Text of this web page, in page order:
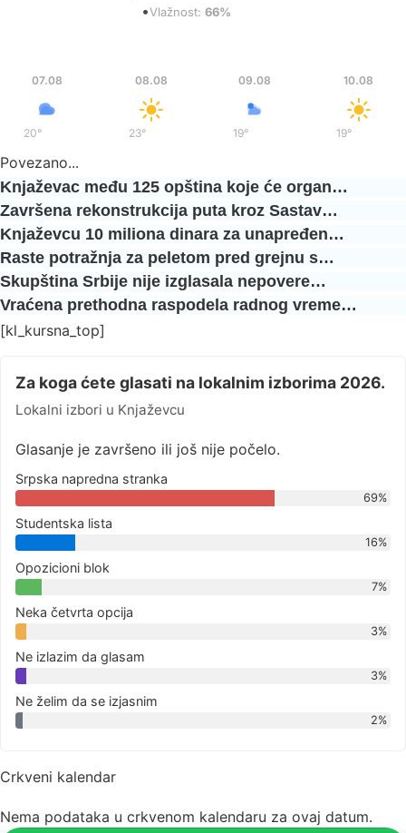
•Vlažnost: 66%
07.08
20°
08.08
23°/
09.08
19°
10.08
19°
Povezano...
Knjaževac među 125 opština koje će organ…
Završena rekonstrukcija puta kroz Sastav…
Knjaževcu 10 miliona dinara za unapređen…
Raste potražnja za peletom pred grejnu s…
Skupština Srbije nije izglasala nepovere…
Vraćena prethodna raspodela radnog vreme…
[kl_kursna_top]
Za koga ćete glasati na lokalnim izborima 2026.
Lokalni izbori u Knjaževcu
Glasanje je završeno ili još nije počelo.
Srpska napredna stranka
69%
Studentska lista
16%
Opozicioni blok
7%
Neka četvrta opcija
3%
Ne izlazim da glasam
3%
Ne želim da se izjasnim
2%
Crkveni kalendar
Nema podataka u crkvenom kalendaru za ovaj datum.